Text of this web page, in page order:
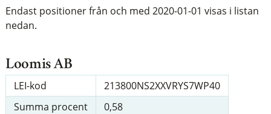
Endast positioner från och med 2020-01-01 visas i listan
nedan.
Loomis AB
LEI-kod
213800NS2XXVRYS7WP40
Summa procent
0,58